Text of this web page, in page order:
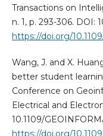
Transactions on
n. 1, p. 293-306. DOI:
https://doi.org/
Wang, J. and X.
better student
Conference on
Electrical and
10.1109/
https://doi.org/